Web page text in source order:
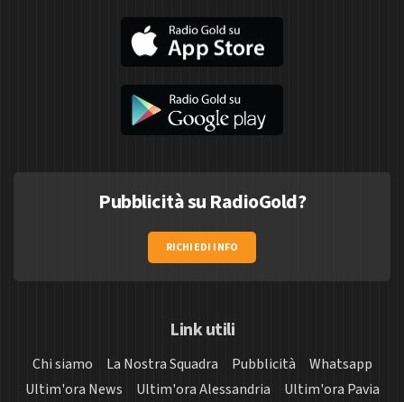
Pubblicità su RadioGold?
RICHIEDI INFO
Link utili
Chi siamo La Nostra Squadra Pubblicità
Whatsapp
Ultim'ora News
Ultim'ora Alessandria
Ultim'ora Pavia